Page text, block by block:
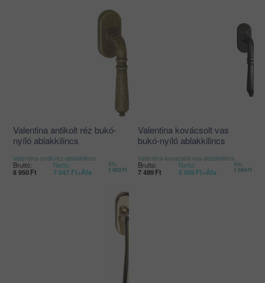
Valentina antikolt réz bukó-
nyíló ablakkilincs
Valentina-antik-rez-ablakkilincs
Bruttó:
8 950 Ft
Nettó:
7 047 Ft+Áfa
Áfa:
1 903 Ft
Valentina kovácsolt vas
bukó-nyíló ablakkilincs
Valentina-kovacsolt-vas-ablakkilincs
Bruttó:
7 499 Ft
Nettó:
5 905 Ft+Áfa
Áfa:
1 594Ft